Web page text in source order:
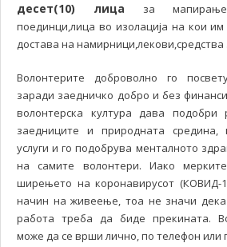
десет(10) лица за мапирање
поединци,лица во изолација на кои
достава на намирници,лекови,средства
Волонтерите доброволно го
заради заедничко добро и без
волонтерска култура дава подобри
заедниците и природната средина,
услуги и го подобрува менталното
на самите волонтери. Иако
ширењето на коронавирусот (КОВИД-
начин на живеење, тоа не значи
работа треба да биде прекината.
може да се врши лично, по телефон или